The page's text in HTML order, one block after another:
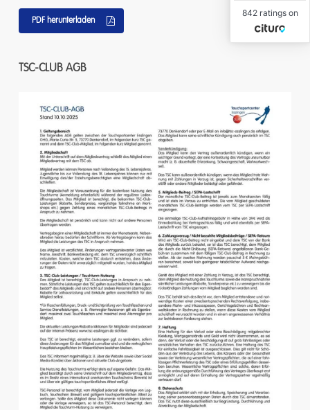
PDF herunterladen
TSC-CLUB AGB
842 ratings on